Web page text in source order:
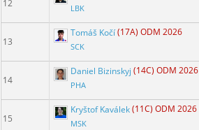
12 LBK
13
Tomáš Kočí(17A) ODM 2026
SCK
14
Daniel Bizinskyj (14C) ODM 2026
PHA
15
Kryštof Kaválek(11C) ODM 2026
MSK